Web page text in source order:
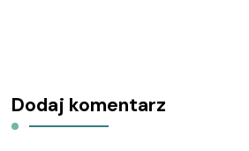
Dodaj komentarz